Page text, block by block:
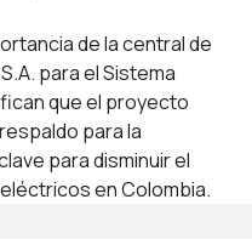
de la central de
para el Sistema
que el proyecto
para la
para disminuir el
en Colombia.